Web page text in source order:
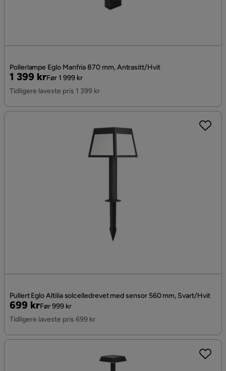
Pollerlampe Eglo Manfria 870 mm, Antrasitt/Hvit
Pris
1 399 kr
Original
Pris
Før 1 999 kr
Tidligere laveste pris 1 399 kr
Pullert Eglo Altilia solcelledrevet med sensor 560 mm, Svart/Hvit
Pris
699 kr
Original
Pris
Før 999 kr
Tidligere laveste pris 699 kr